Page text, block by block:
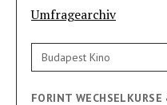
Umfragearchiv
Suchen
FORINT